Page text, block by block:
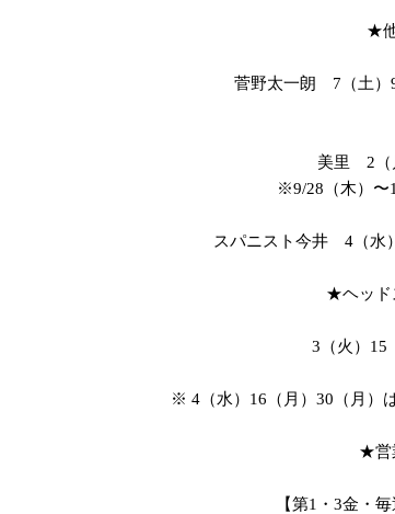
★
菅野太一朗 7（土）
美里 2（
※9/28（木）〜
スパニスト今井 4（水
★ヘッド
3（火）15
※ 4（水）16（月）30（月）
★営
【第1・3金・